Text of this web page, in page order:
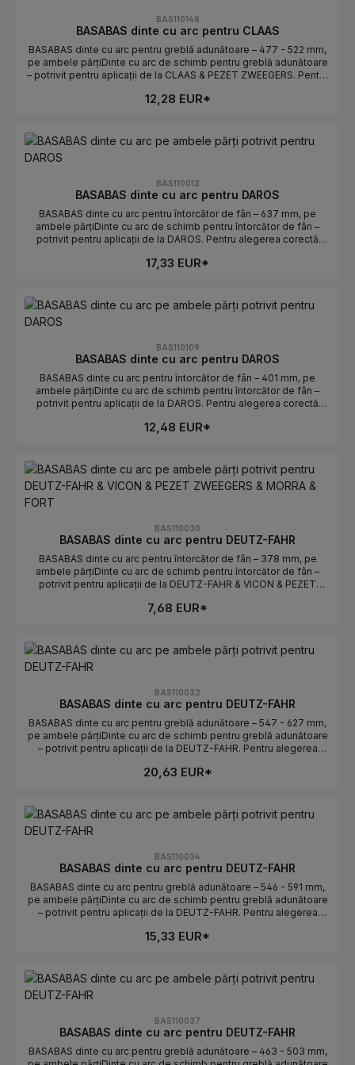
BAS110148
BASABAS dinte cu arc pentru CLAAS
BASABAS dinte cu arc pentru greblă adunătoare – 477 - 522 mm,
pe ambele părțiDinte cu arc de schimb pentru greblă adunătoare
– potrivit pentru aplicații de la CLAAS & PEZET ZWEEGERS. Pentru
înlocuirea rapidă a dinților uzați sau rupți.Date tehniceLungime:
selecțieComparați piesa veche: lungimea și curbura/orientarea
trebuie să coincidă.Atenție stânga/dreapta: pe ambele părți
determină poziția de montaj.Numere OE: se găsesc în fila
12,28 EUR*
BAS110012
BASABAS dinte cu arc pentru DAROS
BASABAS dinte cu arc pentru întorcător de fân – 637 mm, pe
ambele părțiDinte cu arc de schimb pentru întorcător de fân –
potrivit pentru aplicații de la DAROS. Pentru alegerea corectă
dinților uzați sau rupți.Date tehniceLungime: 637 mmOrientare: pe
curbura/orientarea trebuie să coincidă.Atenție stânga/dreapta: pe
ambele părți determină poziția de montaj.Numere OE: se găsesc
17,33 EUR*
BAS110109
BASABAS dinte cu arc pentru DAROS
BASABAS dinte cu arc pentru întorcător de fân – 401 mm, pe
ambele părțiDinte cu arc de schimb pentru întorcător de fân –
potrivit pentru aplicații de la DAROS. Pentru alegerea corectă
dinților uzați sau rupți.Date tehniceLungime: 401 mmOrientare: pe
curbura/orientarea trebuie să coincidă.Atenție stânga/dreapta: pe
ambele părți determină poziția de montaj.Numere OE: se găsesc
în fila Numere OE.
12,48 EUR*
BAS110030
BASABAS dinte cu arc pentru DEUTZ-FAHR
BASABAS dinte cu arc pentru întorcător de fân – 378 mm, pe
ambele părțiDinte cu arc de schimb pentru întorcător de fân –
potrivit pentru aplicații de la DEUTZ-FAHR & VICON & PEZET
lungimea și orientarea. Ideal pentru înlocuirea rapidă a dinților
ZWEEGERS & MORRA & FORTProducător: BASABASIndicații de
selecțieComparați piesa veche: lungimea și curbura/orientarea
trebuie să coincidă.Atenție stânga/dreapta: pe ambele părți
Numere OE.
7,68 EUR*
BAS110032
BASABAS dinte cu arc pentru DEUTZ-FAHR
BASABAS dinte cu arc pentru greblă adunătoare – 547 - 627 mm,
pe ambele părțiDinte cu arc de schimb pentru greblă adunătoare
– potrivit pentru aplicații de la DEUTZ-FAHR. Pentru alegerea
rapidă a dinților uzați sau rupți.Date tehniceLungime: 547 - 627
veche: lungimea și curbura/orientarea trebuie să coincidă.Atenție
stânga/dreapta: pe ambele părți determină poziția de
montaj.Numere OE: se găsesc în fila Numere OE.
20,63 EUR*
BAS110034
BASABAS dinte cu arc pentru DEUTZ-FAHR
BASABAS dinte cu arc pentru greblă adunătoare – 546 - 591 mm,
pe ambele părțiDinte cu arc de schimb pentru greblă adunătoare
– potrivit pentru aplicații de la DEUTZ-FAHR. Pentru alegerea
rapidă a dinților uzați sau rupți.Date tehniceLungime: 546 - 591
veche: lungimea și curbura/orientarea trebuie să coincidă.Atenție
stânga/dreapta: pe ambele părți determină poziția de
montaj.Numere OE: se găsesc în fila Numere OE.
15,33 EUR*
BAS110037
BASABAS dinte cu arc pentru DEUTZ-FAHR
BASABAS dinte cu arc pentru greblă adunătoare – 463 - 503 mm,